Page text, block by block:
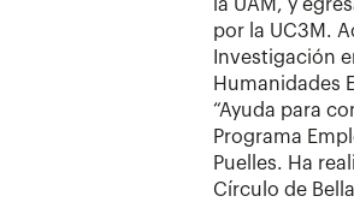
la UAM, y
por la UC3M.
Investigación
Humanidades
“Ayuda para
Programa
Puelles. Ha
Círculo de